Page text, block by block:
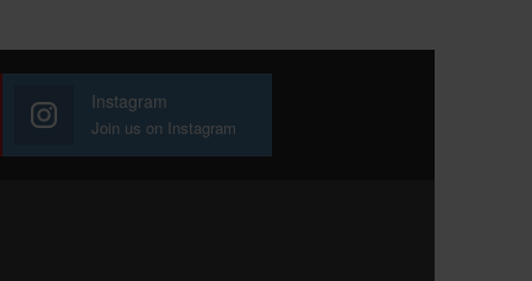
Instagram
Join us on Instagram